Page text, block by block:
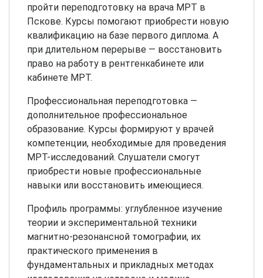
пройти переподготовку на врача МРТ в
Пскове. Курсы помогают приобрести новую
квалификацию на базе первого диплома. А
при длительном перерыве — восстановить
право на работу в рентгенкабинете или
кабинете МРТ.
Профессиональная переподготовка —
дополнительное профессиональное
образование. Курсы формируют у врачей
компетенции, необходимые для проведения
МРТ-исследований. Слушатели смогут
приобрести новые профессиональные
навыки или восстановить имеющиеся.
Профиль программы: углубленное изучение
теории и экспериментальной техники
магнитно-резонансной томографии, их
практического применения в
фундаментальных и прикладных методах